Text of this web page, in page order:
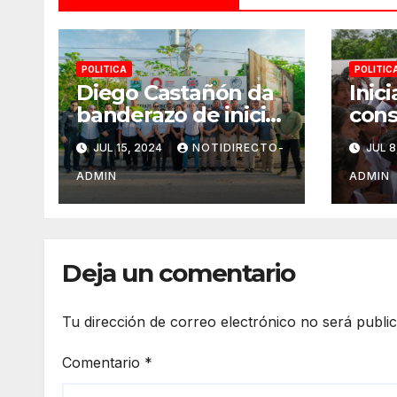
POLITICA
Diego Castañón da
banderazo de inicio
a Operativo Verano
Seguro 2024
JUL 15, 2024 NOTIDIRECTO-
ADMIN
JUL
ADMIN
Deja un comentario
Tu dirección de correo electrónico no será
Comentario *